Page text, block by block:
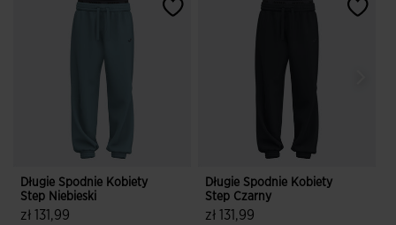
Długie Spodnie Kobiety
Step Niebieski
zł 131,99
Długie Spodnie Kobiety
Step Czarny
zł 131,99